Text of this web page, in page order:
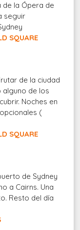
de la Ópera de
seguir
SQUARE
de la ciudad
alguno de los
Noches en
(
SQUARE
de Sydney
a Cairns. Una
Resto del día